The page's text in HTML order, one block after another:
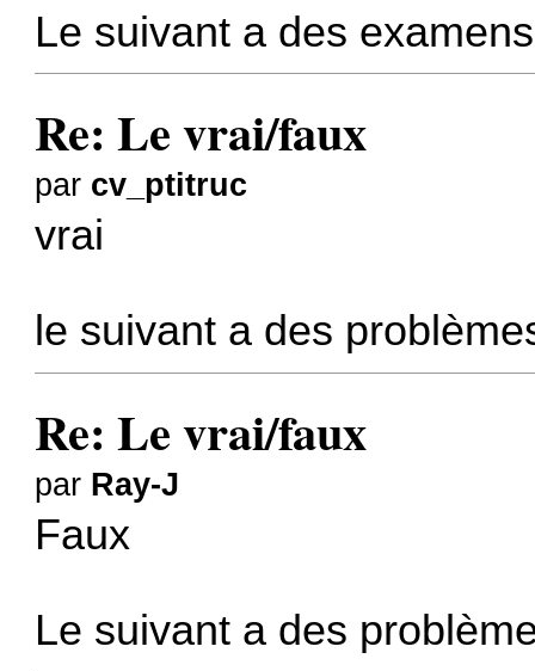
Le suivant a des
Re: Le vrai/faux
par cv_ptitruc
vrai
le suivant a des
Re: Le vrai/faux
par Ray-J
Faux
Le suivant a des